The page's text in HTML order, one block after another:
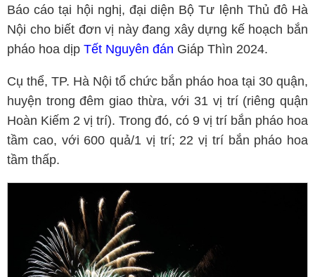
Báo cáo tại hội nghị, đại diện Bộ Tư lệnh Thủ đô Hà
Nội cho biết đơn vị này đang xây dựng kế hoạch bắn
pháo hoa dịp Tết Nguyên đán Giáp Thìn 2024.
Cụ thể, TP. Hà Nội tổ chức bắn pháo hoa tại 30 quận,
huyện trong đêm giao thừa, với 31 vị trí (riêng quận
Hoàn Kiếm 2 vị trí). Trong đó, có 9 vị trí bắn pháo hoa
tầm cao, với 600 quả/1 vị trí; 22 vị trí bắn pháo hoa
tầm thấp.